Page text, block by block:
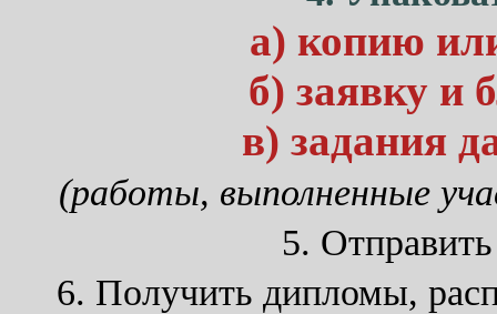
а) копию
б) заявку и
в) задания
(работы, выполненные
5.
6. Получить дипломы,